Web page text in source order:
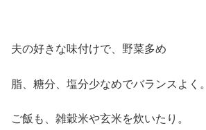
夫の好きな味付けで、野菜多め
脂、糖分、塩分少なめでバランスよく。
ご飯も、雑穀米や玄米を炊いたり。